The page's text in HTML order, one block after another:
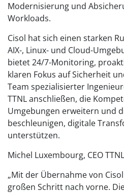
Modernisierung und
Workloads.
Cisol hat sich einen starken
AIX-, Linux- und Cloud-
bietet 24/7-Monitoring,
klaren Fokus auf Sicherheit
Team spezialisierter
TTNL anschließen, die
Umgebungen erweitern und
beschleunigen, digitale
unterstützen.
Michel Luxembourg, CEO
„Mit der Übernahme von
großen Schritt nach vorne.